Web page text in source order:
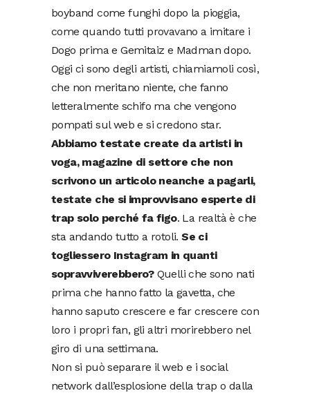
boyband come funghi dopo la pioggia,
come quando tutti provavano a imitare i
Dogo prima e Gemitaiz e Madman dopo.
Oggi ci sono degli artisti, chiamiamoli così,
che non meritano niente, che fanno
letteralmente schifo ma che vengono
pompati sul web e si credono star.
Abbiamo testate create da artisti in
voga, magazine di settore che non
scrivono un articolo neanche a pagarli,
testate che si improvvisano esperte di
trap solo perché fa figo. La realtà è che
sta andando tutto a rotoli.Se ci
togliessero Instagram in quanti
sopravviverebbero?Quelli che sono nati
prima che hanno fatto la gavetta, che
hanno saputo crescere e far crescere con
loro i propri fan, gli altri morirebbero nel
giro di una settimana.
Non si può separare il web e i social
network dall’esplosione della trap o dalla